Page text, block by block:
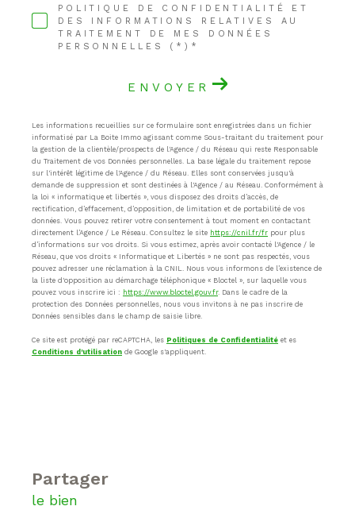
POLITIQUE DE CONFIDENTIALITÉ ET
DES INFORMATIONS RELATIVES AU
TRAITEMENT DE MES DONNÉES
PERSONNELLES (*)*
ENVOYER
Les informations recueillies sur ce formulaire sont enregistrées dans un fichier
informatisé par La Boite Immo agissant comme Sous-traitant du traitement pour
la gestion de la clientèle/prospects de l'Agence / du Réseau qui reste Responsable
du Traitement de vos Données personnelles. La base légale du traitement repose
sur l'intérêt légitime de l'Agence / du Réseau. Elles sont conservées jusqu'à
demande de suppression et sont destinées à l'Agence / au Réseau. Conformément à
la loi « informatique et libertés », vous disposez des droits d’accès, de
rectification, d’effacement, d’opposition, de limitation et de portabilité de vos
données. Vous pouvez retirer votre consentement à tout moment en contactant
directement l’Agence / Le Réseau. Consultez le site https://cnil.fr/fr pour plus
d’informations sur vos droits. Si vous estimez, après avoir contacté l'Agence / le
Réseau, que vos droits « Informatique et Libertés » ne sont pas respectés, vous
pouvez adresser une réclamation à la CNIL. Nous vous informons de l’existence de
la liste d'opposition au démarchage téléphonique « Bloctel », sur laquelle vous
pouvez vous inscrire ici : https://www.bloctel.gouv.fr. Dans le cadre de la
protection des Données personnelles, nous vous invitons à ne pas inscrire de
Données sensibles dans le champ de saisie libre.
Ce site est protégé par reCAPTCHA, les Politiques de Confidentialité et es
Conditions d'utilisation de Google s'appliquent.
partager
le bien